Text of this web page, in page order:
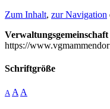
Zum Inhalt, zur Navigation
https://
Schriftgröße
A A A